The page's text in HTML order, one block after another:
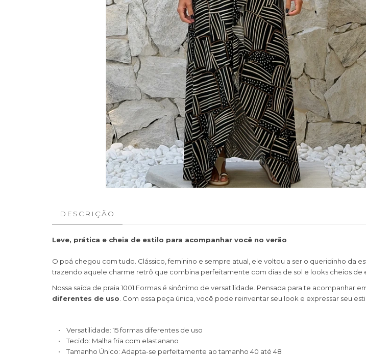
DESCRIÇÃO
Leve, prática e cheia de estilo para acompanhar você no verão
O poá chegou com tudo. Clássico, feminino e sempre atual, ele voltou a ser o queridinho da
trazendo aquele charme retrô que combina perfeitamente com dias de sol e looks cheios de
Nossa saída de praia 1001 Formas é sinônimo de versatilidade. Pensada para te acompanhar
diferentes de uso . Com essa peça única, você pode reinventar seu look e expressar seu
• Versatilidade: 15 formas diferentes de uso
• Tecido: Malha fria com elastanano
• Tamanho Único: Adapta-se perfeitamente ao tamanho 40 até 48